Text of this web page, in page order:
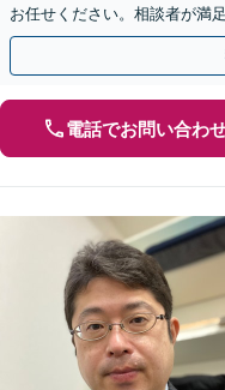
お任せください。相談者が満
連携し最善を尽くします【完
電話でお問い合わ